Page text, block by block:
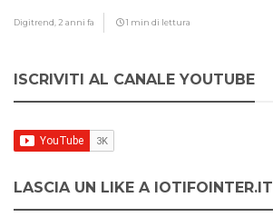
Digitrend, 2 anni fa 1 min di lettura
ISCRIVITI AL CANALE YOUTUBE
LASCIA UN LIKE A IOTIFOINTER.IT